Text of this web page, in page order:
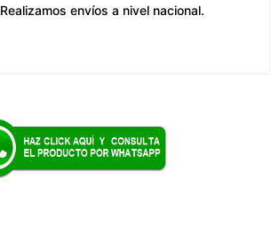
Realizamos envíos a nivel nacional.